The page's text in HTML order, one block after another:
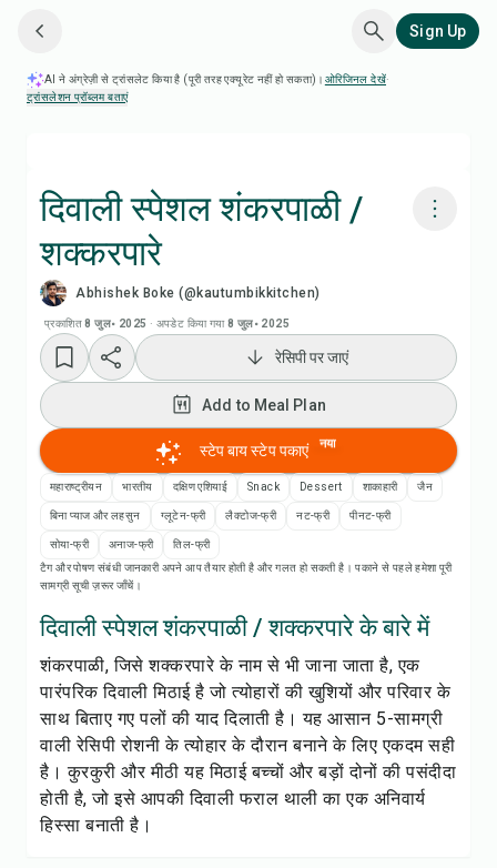
Sign Up
AI ने अंग्रेज़ी से ट्रांसलेट किया है (पूरी तरह एक्यूरेट नहीं हो सकता)। ओरिजिनल देखें·
ट्रांसलेशन प्रॉब्लम बताएं
दिवाली स्पेशल शंकरपाळी /
शक्करपारे
Abhishek Boke (@kautumbikkitchen)
प्रकाशित 8 जुल॰ 2025 · अपडेट किया गया 8 जुल॰ 2025
रेसिपी वीडियो देखें
Add to Meal Plan
Add to Shopping List
रेसिपी प्रिंट करें
सेव करें
शेयर करें
रिपोर्ट करें
रेसिपी पर जाएं
Add to Meal Plan
स्टेप बाय स्टेप पकाएं नया
महाराष्ट्रीयन भारतीय दक्षिण एशियाई Snack Dessert शाकाहारी जैन
बिना प्याज और लहसुन ग्लूटेन-फ्री लैक्टोज-फ्री नट-फ्री पीनट-फ्री
सोया-फ्री अनाज-फ्री
तिल-फ्री
टैग और पोषण संबंधी जानकारी अपने आप तैयार होती है और गलत हो सकती है। पकाने से पहले हमेशा पूरी
सामग्री सूची ज़रूर जाँचें।
दिवाली स्पेशल शंकरपाळी / शक्करपारे के बारे में
शंकरपाळी, जिसे शक्करपारे के नाम से भी जाना जाता है, एक
पारंपरिक दिवाली मिठाई है जो त्योहारों की खुशियों और परिवार के
साथ बिताए गए पलों की याद दिलाती है। यह आसान 5-सामग्री
वाली रेसिपी रोशनी के त्योहार के दौरान बनाने के लिए एकदम सही
है। कुरकुरी और मीठी यह मिठाई बच्चों और बड़ों दोनों की पसंदीदा
होती है, जो इसे आपकी दिवाली फराल थाली का एक अनिवार्य
हिस्सा बनाती है।